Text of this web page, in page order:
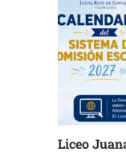
Liceo